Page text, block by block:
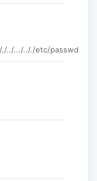
../.../.././etc/passwd